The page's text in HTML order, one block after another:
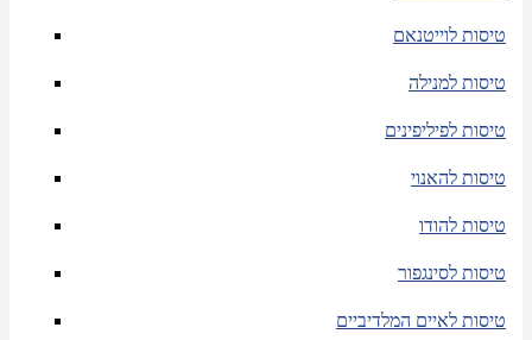
טיסות לוייטנאם
טיסות למנילה
טיסות לפיליפינים
טיסות להאנוי
טיסות להודו
טיסות לסינגפור
טיסות לאיים המלדיביים